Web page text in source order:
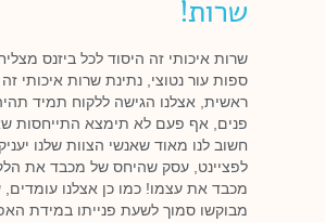
שרות!
שרות איכותי זה היסוד לכל ביזנס
ספות עור נטוצי, נתינת שרות איכותי
ראשית, אצלנו הגישה ללקוח תמיד
פנים, אף פעם לא תימצא התייחסות
חשוב לנו מאוד שאנשי הצוות שלנו
לפציינט, עסק שהיחס של מכבד את
מכבד את עצמו! כמו כן אצלנו
מבוקשו סמוך לשעת פנייתו במידת